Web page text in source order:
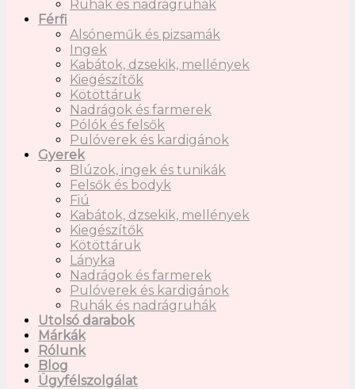
Ruhák és nadrágruhák
Férfi
Alsóneműk és pizsamák
Ingek
Kabátok, dzsekik, mellények
Kiegészítők
Kötöttáruk
Nadrágok és farmerek
Pólók és felsők
Pulóverek és kardigánok
Gyerek
Blúzok, ingek és tunikák
Felsők és bodyk
Fiú
Kabátok, dzsekik, mellények
Kiegészítők
Kötöttáruk
Lányka
Nadrágok és farmerek
Pulóverek és kardigánok
Ruhák és nadrágruhák
Utolsó darabok
Márkák
Rólunk
Blog
Ügyfélszolgálat